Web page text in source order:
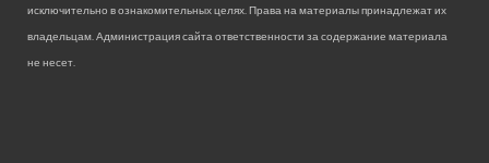
исключительно в ознакомительных целях. Права на материалы принадлежат их
владельцам. Администрация сайта ответственности за содержание материала
не несет.